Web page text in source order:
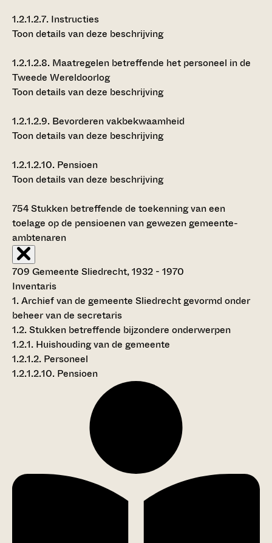
1.2.1.2.7. Instructies
Toon details van deze beschrijving
1.2.1.2.8. Maatregelen betreffende het personeel in de
Tweede Wereldoorlog
Toon details van deze beschrijving
1.2.1.2.9. Bevorderen vakbekwaamheid
Toon details van deze beschrijving
1.2.1.2.10. Pensioen
Toon details van deze beschrijving
754Stukken betreffende de toekenning van een
toelage op de pensioenen van gewezen gemeente-
ambtenaren
709 Gemeente Sliedrecht, 1932 - 1970
Inventaris
1. Archief van de gemeente Sliedrecht gevormd onder
beheer van de secretaris
1.2. Stukken betreffende bijzondere onderwerpen
1.2.1. Huishouding van de gemeente
1.2.1.2. Personeel
1.2.1.2.10. Pensioen